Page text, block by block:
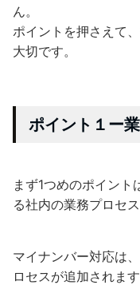
ん。
ポイントを押さえて
大切です。
ポイント１ー
まず1つめのポイン
る社内の業務プロセ
マイナンバー対応は
ロセスが追加されます